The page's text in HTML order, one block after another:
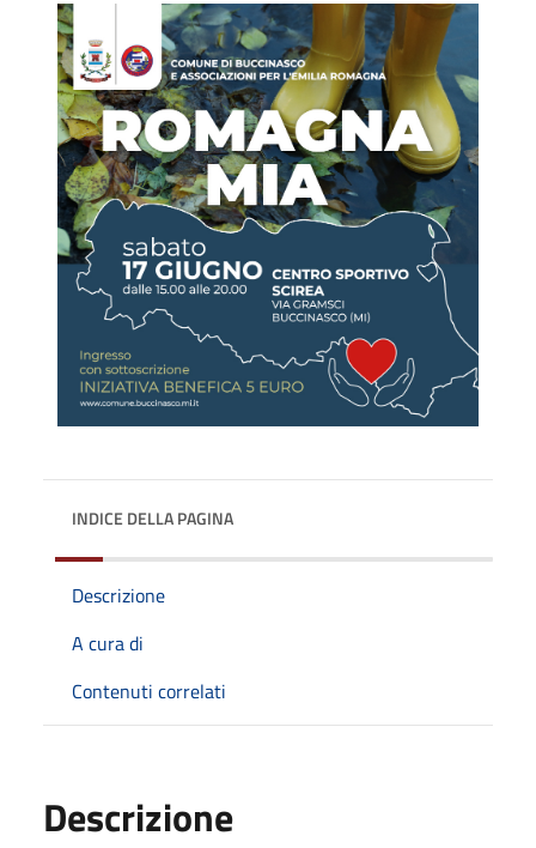
INDICE DELLA PAGINA
Descrizione
A cura di
Contenuti correlati
Descrizione